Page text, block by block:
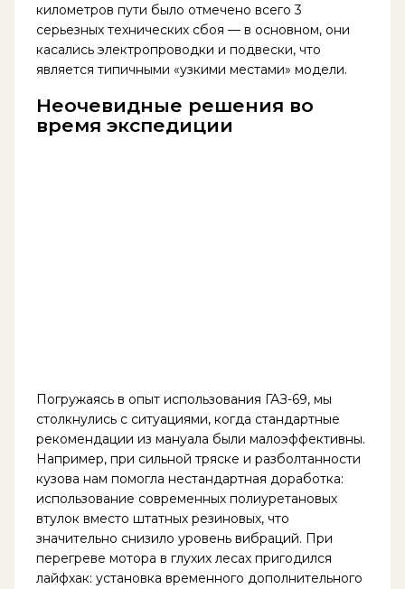
километров пути было отмечено всего 3
серьезных технических сбоя — в основном, они
касались электропроводки и подвески, что
является типичными «узкими местами» модели.
Неочевидные решения во
время экспедиции
Погружаясь в опыт использования ГАЗ-69, мы
столкнулись с ситуациями, когда стандартные
рекомендации из мануала были малоэффективны.
Например, при сильной тряске и разболтанности
кузова нам помогла нестандартная доработка:
использование современных полиуретановых
втулок вместо штатных резиновых, что
значительно снизило уровень вибраций. При
перегреве мотора в глухих лесах пригодился
лайфхак: установка временного дополнительного